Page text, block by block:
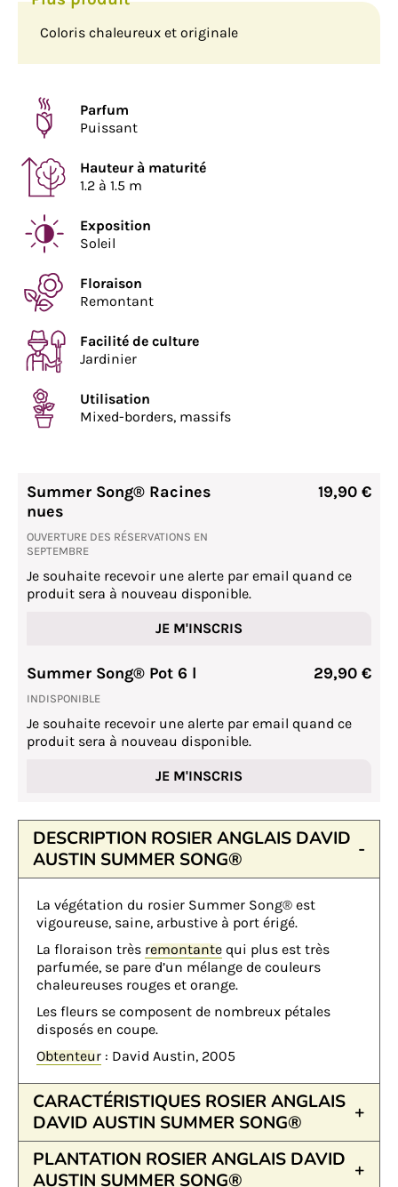
Coloris chaleureux et originale
Parfum
Puissant
Hauteur à maturité
1.2 à 1.5 m
Exposition
Soleil
Floraison
Remontant
Facilité de culture
Jardinier
Utilisation
Mixed-borders, massifs
Summer Song® Racines
nues
OUVERTURE DES RÉSERVATIONS EN
SEPTEMBRE
19,90 €
Je souhaite recevoir une alerte par email quand ce
produit sera à nouveau disponible.
JE M'INSCRIS
Summer Song® Pot 6 l
INDISPONIBLE
29,90 €
Je souhaite recevoir une alerte par email quand ce
produit sera à nouveau disponible.
JE M'INSCRIS
DESCRIPTION ROSIER ANGLAIS DAVID
AUSTIN SUMMER SONG®
La végétation du rosier Summer Song® est
vigoureuse, saine, arbustive à port érigé.
La floraison très remontante qui plus est très
parfumée, se pare d’un mélange de couleurs
chaleureuses rouges et orange.
Les fleurs se composent de nombreux pétales
disposés en coupe.
Obtenteur : David Austin, 2005
CARACTÉRISTIQUES ROSIER ANGLAIS
DAVID AUSTIN SUMMER SONG®
PLANTATION ROSIER ANGLAIS DAVID
AUSTIN SUMMER SONG®